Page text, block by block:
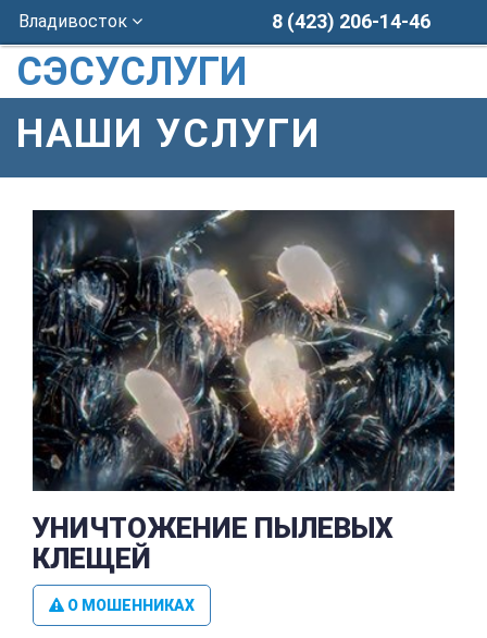
Владивосток 8 (423) 206-14-46
СЭСУСЛУГИ
НАШИ УСЛУГИ
УНИЧТОЖЕНИЕ ПЫЛЕВЫХ
КЛЕЩЕЙ
О МОШЕННИКАХ